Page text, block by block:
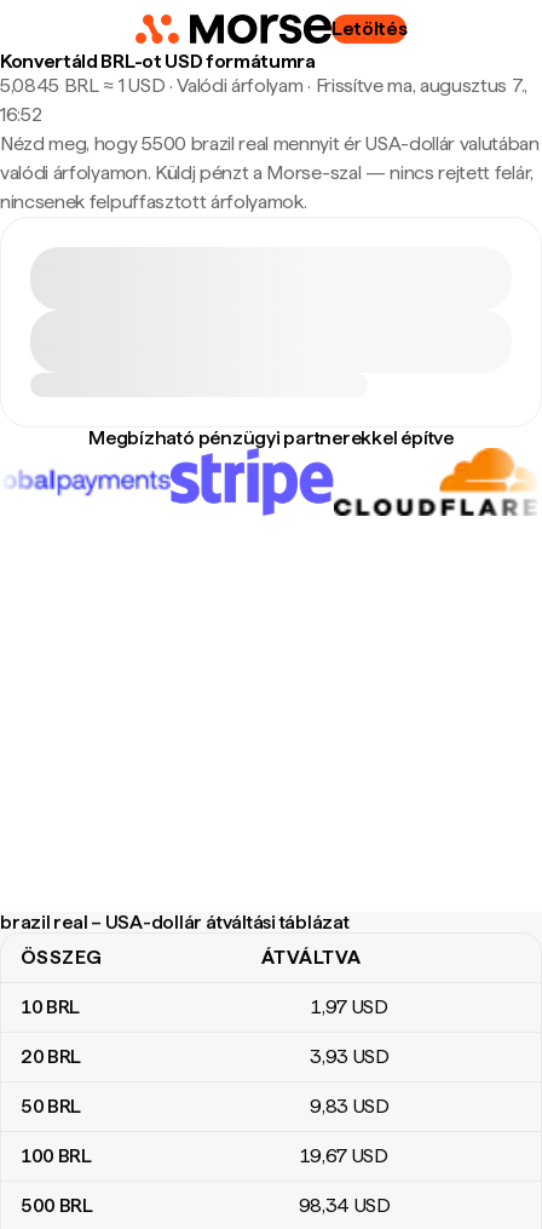
Letöltés
Konvertáld BRL-ot USD formátumra
5,0845 BRL ≈ 1 USD · Valódi árfolyam · Frissítve ma, augusztus 7.,
16:52
Nézd meg, hogy 5500 brazil real mennyit ér USA-dollár valutában
valódi árfolyamon. Küldj pénzt a Morse-szal — nincs rejtett felár,
nincsenek felpuffasztott árfolyamok.
Megbízható pénzügyi partnerekkel építve
brazil real – USA-dollár átváltási táblázat
brazil real – USA-dollár átváltási táblázat
ÖSSZEG ÁTVÁLTVA
10 BRL 1,97 USD
20 BRL 3,93 USD
50 BRL 9,83 USD
100 BRL 19,67 USD
500 BRL 98,34 USD